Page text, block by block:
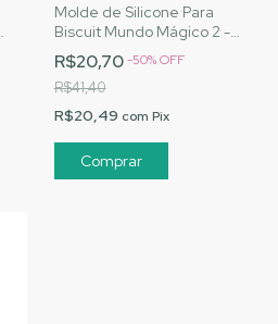
Molde de Silicone Para
Biscuit Mundo Mágico 2 -
MJ Artesanatos |Cód. 1473
R$20,70-50%OFF
R$41,40
R$20,49 com Pix